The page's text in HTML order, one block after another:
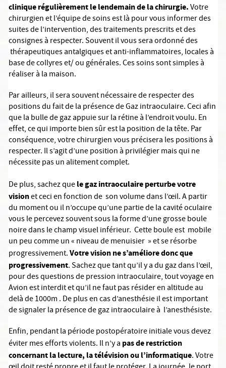
clinique régulièrement le lendemain de la chirurgie.Votre
chirurgien et l’équipe de soins est là pour vous informer des
suites de l’intervention, des traitements prescrits et des
consignes à respecter. Souvent il vous sera ordonné des
thérapeutiques antalgiques et anti-inflammatoires, locales à
base de collyres et/ ou générales. Ces soins sont simples à
réaliser à la maison.
Par ailleurs, il sera souvent nécessaire de respecter des
positions du fait de la présence de Gaz intraoculaire. Ceci afin
que la bulle de gaz appuie sur la rétine à l’endroit voulu. En
effet, ce qui importe bien sûr est la position de la tête. Par
conséquence, votre chirurgien vous précisera les positions à
respecter. Il s’agit d’une position à privilégier mais qui ne
nécessite pas un alitement complet.
De plus, sachez quele gaz intraoculaire perturbe votre
visionet ceci en fonction de son volume dans l’œil. A partir
du moment ou il n’occupe qu’une partie de la cavité oculaire
vous le percevez souvent sous la forme d’une grosse boule
noire dans le champ visuel inférieur. Cette boule est mobile
un peu comme un « niveau de menuisier » et se résorbe
progressivement.Votre vision ne s’améliore donc que
progressivement. Sachez que tant qu’il y a du gaz dans l’œil,
pour des questions de pression intraoculaire, tout voyage en
Avion est interdit et qu’il ne faut pas résider en altitude au
delà de 1000m . De plus en cas d’anesthésie il est important
de signaler la présence de gaz intraoculaire à l’anesthésiste.
Enfin, pendant la période postopératoire initiale vous devez
éviter mes efforts violents. Il n’y a pas de restriction
concernant la lecture, la télévision ou l’informatique. Votre